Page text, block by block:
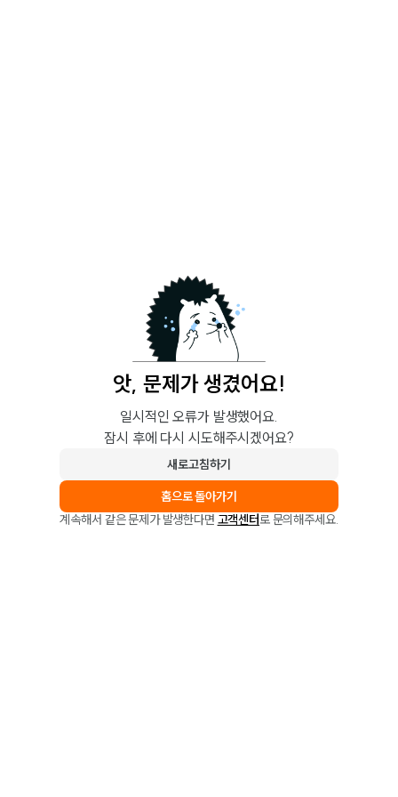
앗, 문제가 생겼어요!
일시적인 오류가 발생했어요.
잠시 후에 다시 시도해주시겠어요?
새로고침하기
홈으로 돌아가기
계속해서 같은 문제가 발생한다면 고객센터로 문의해주세요.